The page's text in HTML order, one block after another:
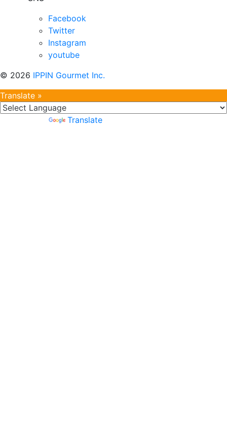
Facebook
Twitter
Instagram
youtube
© 2026 IPPIN Gourmet Inc.
Translate »
Translate